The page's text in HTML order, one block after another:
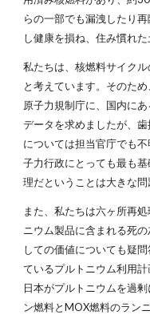
らの一部でも漏洩したり
し健康を損ね、住み慣れ
私たちは、核燃料サイク
と考えています。そのた
原子力規制庁に、国内に
データを求めましたが、
については担当官庁でも
子力行政にとっても最も
理だということは大きな問
また、私たちは六ヶ所再
ニウム製品に含まれる死
しての価値についても疑
ているプルトニウム利用
日本がプルトニウムを過
ン燃料とMOX燃料のラン